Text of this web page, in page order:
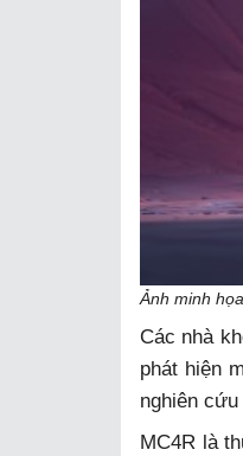
Ảnh minh họa
Các nhà
phát hiện
nghiên
MC4R là